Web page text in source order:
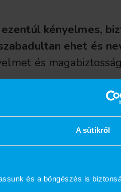
A sütikről
és a böngészés is
kényelmes,
ehet és
és